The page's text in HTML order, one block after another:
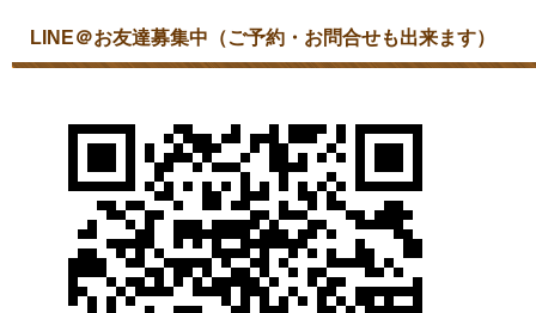
LINE＠お友達募集中（ご予約・お問合せも出来ます）